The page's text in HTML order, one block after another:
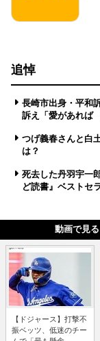
追悼
長崎市出身・平和
訴え「愛があれば
つげ義春さんと白
は？
死去した丹羽宇一
ど読書』ベストセ
動画で見る
【ドジャース】打撃不
振ベッツ、低迷のチー